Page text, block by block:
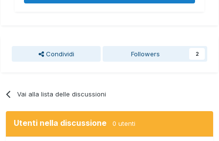
Condividi Followers 2
Vai alla lista delle discussioni
Utenti nella discussione 0 utenti